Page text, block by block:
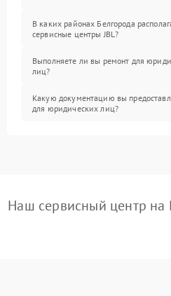
В каких районах Белгорода
сервисные центры JBL?
Выполняете ли вы ремонт для
лиц?
Какую документацию вы
для юридических лиц?
Наш сервисный центр на